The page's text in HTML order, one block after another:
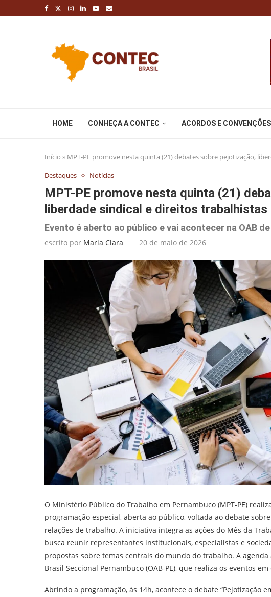
HOME CONHEÇA A CONTEC ACORDOS E CONVENÇÕES
Início » MPT-PE promove nesta quinta (21) debates sobre pejotização,
Destaques
Notícias
MPT-PE promove nesta quinta (21)
liberdade sindical e direitos trabalhistas
Evento é aberto ao público e vai acontecer na OAB
escrito por Maria Clara 20 de maio de 2026
O Ministério Público do Trabalho em Pernambuco (MPT-PE)
programação especial, aberta ao público, voltada ao debate
relações de trabalho. A iniciativa integra as ações do Mês da
busca reunir representantes institucionais, especialistas e
propostas sobre temas centrais do mundo do trabalho. A
Brasil Seccional Pernambuco (OAB-PE), que realiza os eventos
Abrindo a programação, às 14h, acontece o debate “Pejotização